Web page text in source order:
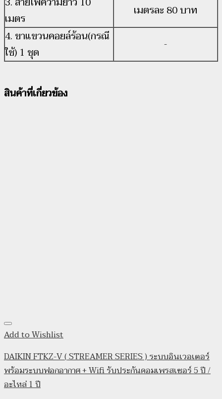
เมตร
เมตรละ 80 บาท
4. ขาแขวนคอยล์ร้อน(กรณี
ใช้) 1 ชุด
-
สินค้าที่เกี่ยวข้อง
Add to Wishlist
DAIKIN FTKZ-V ( STREAMER SERIES ) ระบบอินเวอเตอร์
พร้อมระบบฟอกอากาศ + Wifi รับประกันคอมเพรสเซอร์ 5 ปี /
อะไหล่ 1 ปี